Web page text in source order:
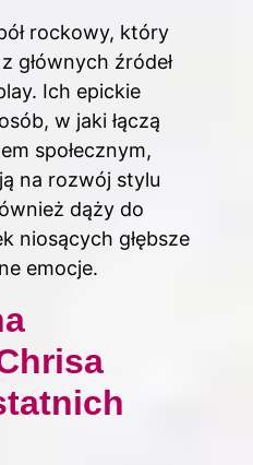
rockowy, który
głównych źródeł
Ich epickie
w jaki łączą
społecznym,
na rozwój stylu
dąży do
niosących głębsze
emocje.